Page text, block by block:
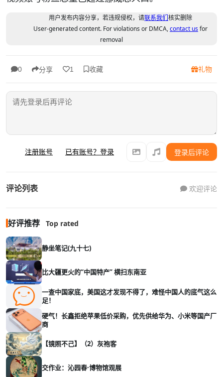
用户发布内容分享，若违规侵权，请联系我们核实删除
User-generated content. For violations or DMCA,contact usfor
removal
0 分享 1 收藏 礼物
注册账号 已有账号？登录 登录后评论
评论列表 欢迎评论
好评推荐 Top rated
静坐笔记(九十七)
比大疆更火的“中国特产” 横扫东南亚
一查中国家底，美国这才发现不得了，难怪中国人的底气这么
足！
硬气！长鑫拒绝苹果低价采购，优先供给华为、小米等国产厂
商
【镜照不己】（2）灰袍客
交作业：沁园春·博物馆观展